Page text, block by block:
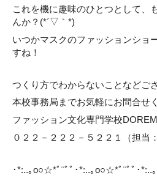
これを機に趣味のひとつとして、
んか？(*´▽｀*)
いつかマスクのファッションショ
すね！
つくり方でわからないことなどご
本校事務局までお気軽にお問合せ
ファッション文化専門学校
０２２－２２２－５２２１（担当
･*:..｡o○☆*ﾟ¨ﾟﾟ･*:..｡o○☆*ﾟ¨ﾟﾟ･*:..